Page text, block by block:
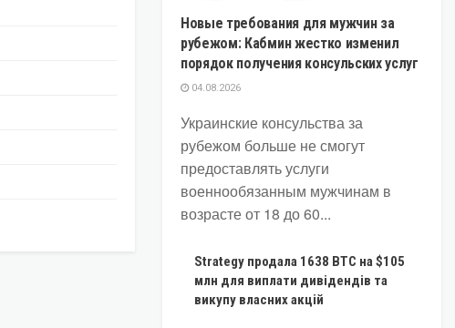
Новые требования для мужчин за
рубежом: Кабмин жестко изменил
порядок получения консульских услуг
04.08.2026
Украинские консульства за
рубежом больше не смогут
предоставлять услуги
военнообязанным мужчинам в
возрасте от 18 до 60...
Strategy продала 1638 BTC на $105
млн для виплати дивідендів та
викупу власних акцій